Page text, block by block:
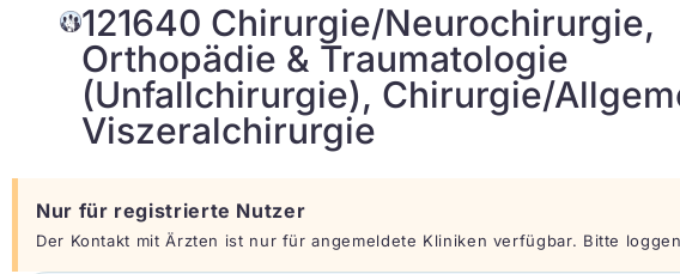
121640 Chirurgie/Neurochirurgie,
Orthopädie & Traumatologie
(Unfallchirurgie), Chirurgie/
Viszeralchirurgie
Nur für registrierte Nutzer
Der Kontakt mit Ärzten ist nur für angemeldete Kliniken verfügbar. Bitte